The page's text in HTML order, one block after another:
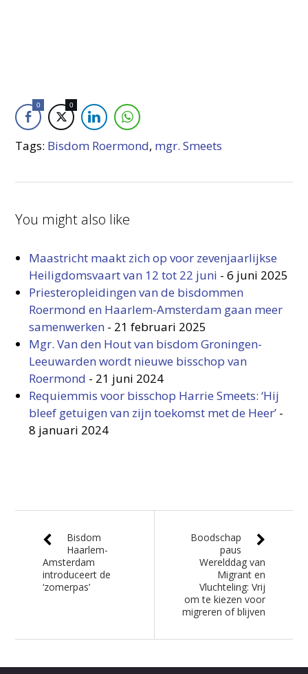
0 0
Tags: Bisdom Roermond, mgr. Smeets
You might also like
Maastricht maakt zich op voor zevenjaarlijkse
Heiligdomsvaart van 12 tot 22 juni -6 juni 2025
Priesteropleidingen van de bisdommen
Roermond en Haarlem-Amsterdam gaan meer
samenwerken - 21 februari 2025
Mgr. Van den Hout van bisdom Groningen-
Leeuwarden wordt nieuwe bisschop van
Roermond - 21 juni 2024
Requiemmis voor bisschop Harrie Smeets: ‘Hij
bleef getuigen van zijn toekomst met de Heer’ -
8 januari 2024
Bisdom
Haarlem-
Amsterdam
introduceert de
‘zomerpas’
Boodschap
paus
Werelddag van
Migrant en
Vluchteling: Vrij
om te kiezen voor
migreren of blijven